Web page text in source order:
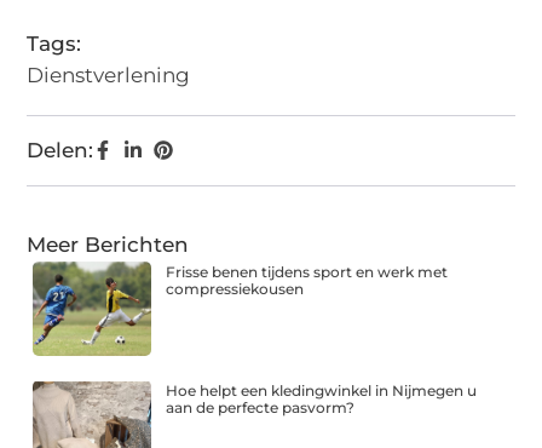
Tags:
Dienstverlening
Delen:
Meer Berichten
Frisse benen tijdens sport en werk met
compressiekousen
Hoe helpt een kledingwinkel in Nijmegen u
aan de perfecte pasvorm?